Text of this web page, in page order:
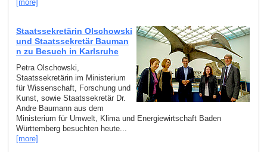
[more]
Staatssekretärin Olschowski
und Staatssekretär Bauman
n zu Besuch in Karlsruhe
Petra Olschowski,
Staatssekretärin im Ministerium
für Wissenschaft, Forschung und
Kunst, sowie Staatssekretär Dr.
Andre Baumann aus dem
Ministerium für Umwelt, Klima und Energiewirtschaft Baden
Württemberg besuchten heute...
[more]